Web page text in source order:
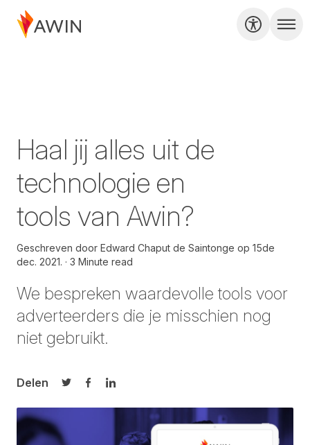
Haal jij alles uit de
technologie en
tools van Awin?
Geschreven door Edward Chaput de Saintonge op 15de
dec. 2021.
3 Minute read
We bespreken waardevolle tools voor
adverteerders die je misschien nog
niet gebruikt.
Delen
Delen op Twitter
Delen op Facebook
Delen op LinkedIn